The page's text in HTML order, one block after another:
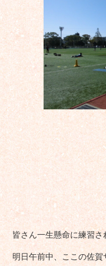
皆さん一生懸命に練習さ
明日午前中、ここの佐